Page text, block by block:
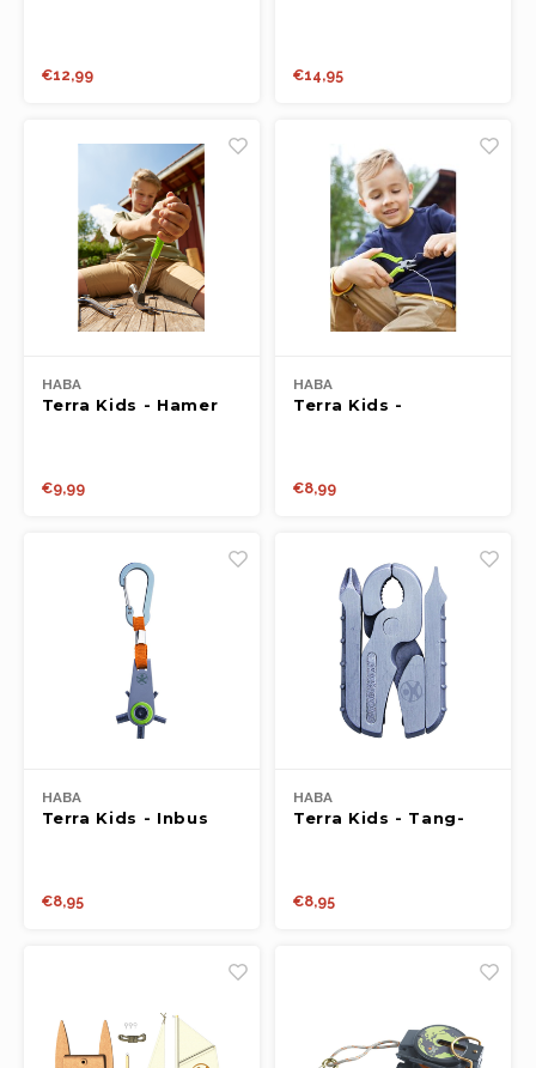
€12,99 €14,95
HABA
Terra Kids - Hamer
€9,99
HABA
Terra Kids -
€8,99
HABA
Terra Kids - Inbus
€8,95
HABA
Terra Kids - Tang-
€8,95